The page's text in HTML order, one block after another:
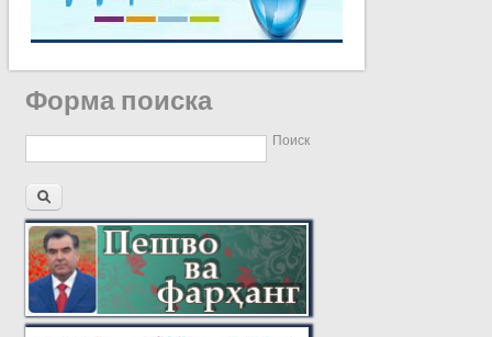
Форма поиска
Поиск